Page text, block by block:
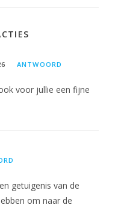
ANTWOORD
voor jullie een fijne
getuigenis van de
om naar de